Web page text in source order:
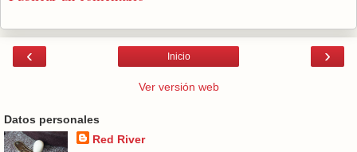
‹ ›
Inicio
Ver versión web
Datos personales
Red River